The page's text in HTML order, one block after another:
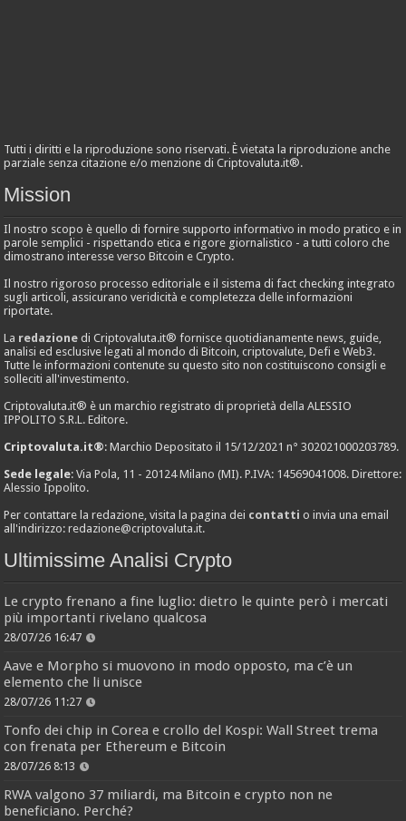
Tutti i diritti e la riproduzione sono riservati. È vietata la riproduzione anche
parziale senza citazione e/o menzione di Criptovaluta.it®.
Mission
Il nostro scopo è quello di fornire supporto informativo in modo pratico e in
parole semplici - rispettando etica e rigore giornalistico - a tutti coloro che
dimostrano interesse verso Bitcoin e Crypto.
Il nostro rigoroso processo editoriale e il sistema di fact checking integrato
sugli articoli, assicurano veridicità e completezza delle informazioni
riportate.
La redazione di Criptovaluta.it® fornisce quotidianamente news, guide,
analisi ed esclusive legati al mondo di Bitcoin, criptovalute, Defi e Web3.
Tutte le informazioni contenute su questo sito non costituiscono consigli e
solleciti all'investimento.
Criptovaluta.it® è un marchio registrato di proprietà della ALESSIO
IPPOLITO S.R.L. Editore.
Criptovaluta.it®: Marchio Depositato il 15/12/2021 n° 302021000203789.
Sede legale: Via Pola, 11 - 20124 Milano (MI). P.IVA: 14569041008. Direttore:
Alessio Ippolito.
Per contattare la redazione, visita la pagina dei contatti o invia una email
all'indirizzo:redazione@criptovaluta.it.
Ultimissime Analisi Crypto
Le crypto frenano a fine luglio: dietro le quinte però i mercati
più importanti rivelano qualcosa
28/07/26 16:47
Aave e Morpho si muovono in modo opposto, ma c’è un
elemento che li unisce
28/07/26 11:27
Tonfo dei chip in Corea e crollo del Kospi: Wall Street trema
con frenata per Ethereum e Bitcoin
28/07/26 8:13
RWA valgono 37 miliardi, ma Bitcoin e crypto non ne
beneficiano. Perché?